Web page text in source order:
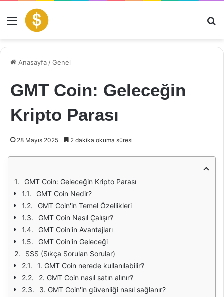
Menü
Anasayfa /Genel
GMT Coin: Geleceğin
Kripto Parası
28 Mayıs 2025 2 dakika okuma süresi
GMT Coin: Geleceğin Kripto Parası
GMT Coin Nedir?
GMT Coin'in Temel Özellikleri
GMT Coin Nasıl Çalışır?
GMT Coin'in Avantajları
GMT Coin'in Geleceği
SSS (Sıkça Sorulan Sorular)
1. GMT Coin nerede kullanılabilir?
2. GMT Coin nasıl satın alınır?
3. GMT Coin'in güvenliği nasıl sağlanır?